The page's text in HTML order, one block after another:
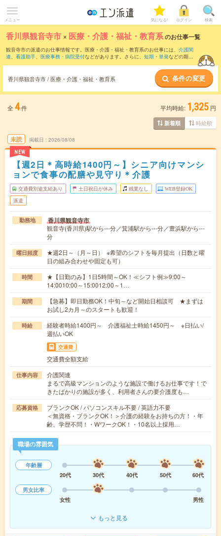
メニュー 気になる! ログイン 検索
香川県観音寺市 × 医療・介護・福祉・教育系のお仕事一覧
観音寺市の派遣のお仕事情報です。医療・介護・福祉・教育系のお仕事には、 介護関
連、 看護助手、 医療事務・病院受付などがあります。さらに、 短期 ・ 単発などの期間
香川県観音寺市 / 医療・介護・福祉・教育系 条件の変更
全 4件 平均時給: 1,325 円
新着順 時給順
未読
NEW
掲載日 2026/08/08
【週2日＊高時給1400円～】シニア向けマンシ
ョンで食事の配膳や見守り＊介護
交通費別途支給あり 土日祝日が休み 残業なし WEB登録OK
派遣
勤務地 香川県観音寺市
観音寺(香川県)駅から---分／箕浦駅から---分／豊浜駅から---
分
曜日頻度
★週2日～（月～日） ※希望のシフトを毎月提出（日数と曜
日の組み合わせや固定も可）
時間
★【日勤のみ】1日5時間～OK！≪シフト例≫9:00～
14:0010:00～15:0012:00～1…
期間
【急募】即日勤務OK！中旬～など開始日相談可 ★まずは
お試し2カ月～のスタートも歓迎！
時給
経験者時給1400円～ 介護福祉士時給1450円～ ※日払い/
週払いOK
交通費
交通費全額支給
仕事内容
介護関連
まるで高級マンションのような施設で働けるお仕事です！で
きたばかりの施設が多く、利用者さんの要介護度も…
応募資格
ブランクOK / パソコンスキル不要 / 英語力不要
＜無資格・ブランクOK！＞介護の経験をお持ちの方！・年
齢、学歴不問！・WワークOK！・10名以上採用…
職場の雰囲気
年齢層
20代
30代 40代 50代
60代
男女比率
女性
男性
もっと見る